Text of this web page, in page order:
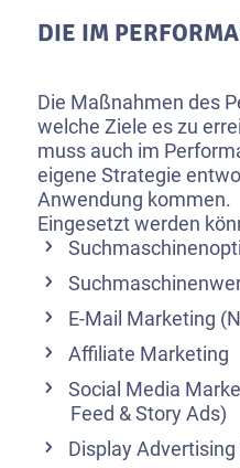
DIE IM
Die Maßnahmen des
welche Ziele es zu
muss auch im
eigene Strategie
Anwendung kommen.
Eingesetzt werden
E-Mail Marketing (
Affiliate Marketing
Social Media
Feed & Story Ads)
Display